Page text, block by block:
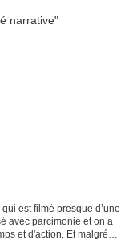
est filmé presque d’une
avec parcimonie et on a
et d'action. Et malgré